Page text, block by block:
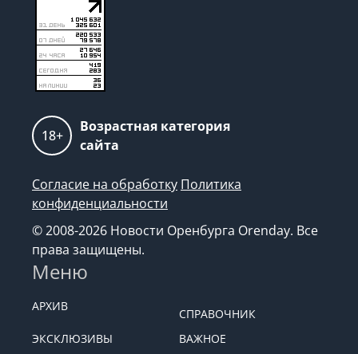
18+
Возрастная категория
сайта
Согласие на обработку Политика
конфиденциальности
© 2008-2026 Новости Оренбурга Orenday. Все
права защищены.
Меню
АРХИВ
СПРАВОЧНИК
ЭКСКЛЮЗИВЫ
ВАЖНОЕ